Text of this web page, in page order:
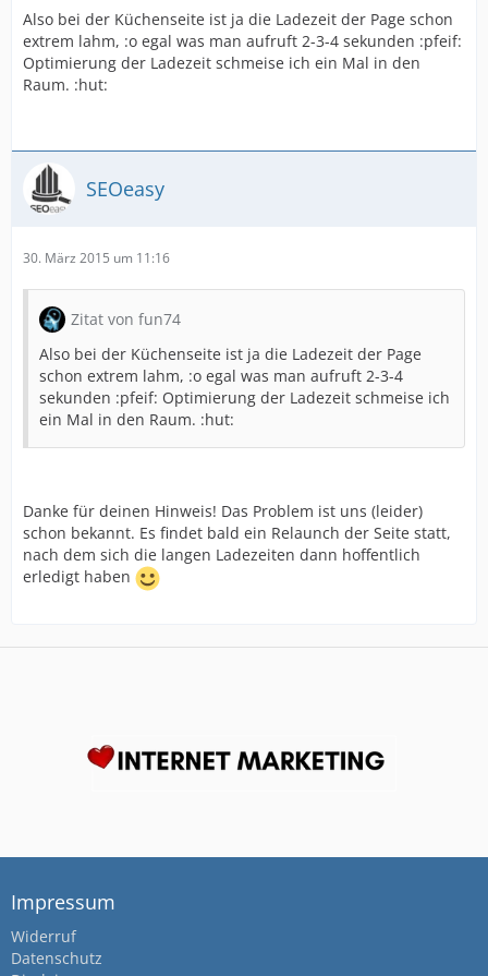
Also bei der Küchenseite ist ja die Ladezeit der Page schon
extrem lahm, :o egal was man aufruft 2-3-4 sekunden :pfeif:
Optimierung der Ladezeit schmeise ich ein Mal in den
Raum. :hut:
SEOeasy
30. März 2015 um 11:16
Zitat von fun74
Also bei der Küchenseite ist ja die Ladezeit der Page
schon extrem lahm, :o egal was man aufruft 2-3-4
sekunden :pfeif: Optimierung der Ladezeit schmeise ich
ein Mal in den Raum. :hut:
Danke für deinen Hinweis! Das Problem ist uns (leider)
schon bekannt. Es findet bald ein Relaunch der Seite statt,
nach dem sich die langen Ladezeiten dann hoffentlich
erledigt haben
Impressum
Widerruf
Datenschutz